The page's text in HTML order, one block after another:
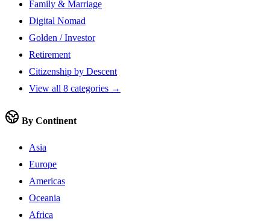
Family & Marriage
Digital Nomad
Golden / Investor
Retirement
Citizenship by Descent
View all 8 categories →
By Continent
Asia
Europe
Americas
Oceania
Africa